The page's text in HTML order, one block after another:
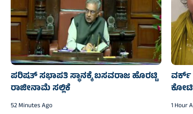
ಪರಿಷತ್ ಸಭಾಪತಿ ಸ್ಥಾನಕ್ಕೆ ಬಸವರಾಜ ಹೊರಟ್ಟಿ
ರಾಜೀನಾಮೆ ಸಲ್ಲಿಕೆ
52 Minutes Ago
ವರ್ಕ್
ಕೋಟಿ
1 Hour